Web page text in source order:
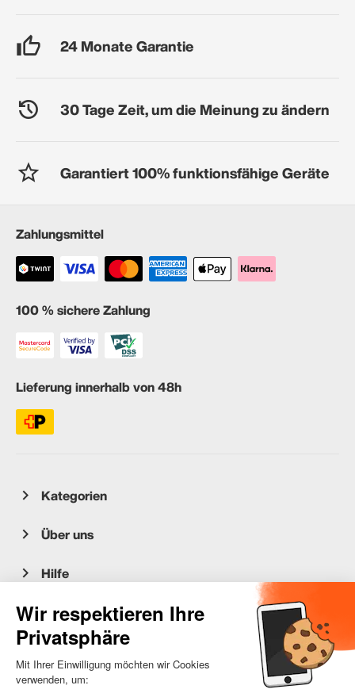
24 Monate Garantie
30 Tage Zeit, um die Meinung zu ändern
Garantiert 100% funktionsfähige Geräte
Zahlungsmittel
100 % sichere Zahlung
Lieferung innerhalb von 48h
Kategorien
Über uns
Hilfe
Kundenservice
occasion.migros.mobile@recommerce.com
Montag-Freitag 08:00-17:00